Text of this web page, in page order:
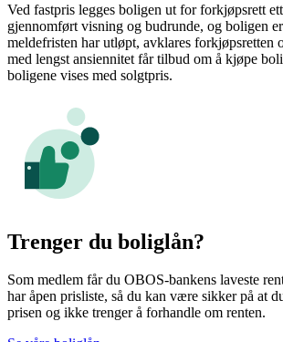
Ved fastpris legges boligen ut for forkjøpsrett
gjennomført visning og budrunde, og boligen
meldefristen har utløpt, avklares forkjøpsretten
med lengst ansiennitet får tilbud om å kjøpe
boligene vises med solgtpris.
Trenger du boliglån?
Som medlem får du OBOS-bankens laveste
har åpen prisliste, så du kan være sikker på at
prisen og ikke trenger å forhandle om renten.